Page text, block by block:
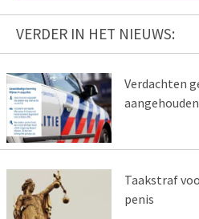
VERDER IN HET NIEUWS:
Verdachten
Taakstraf
penis